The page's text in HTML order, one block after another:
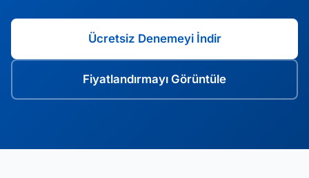
Ücretsiz Denemeyi İndir
Fiyatlandırmayı Görüntüle